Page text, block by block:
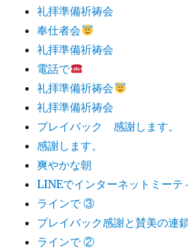
礼拝準備祈祷会
奉仕者会
礼拝準備祈祷会
電話で
礼拝準備祈祷会
礼拝準備祈祷会
プレイバック 感謝します。
感謝します。
爽やかな朝
LINEでインターネットミーテ
ラインで ③
プレイバック感謝と賛美の連
ラインで ②